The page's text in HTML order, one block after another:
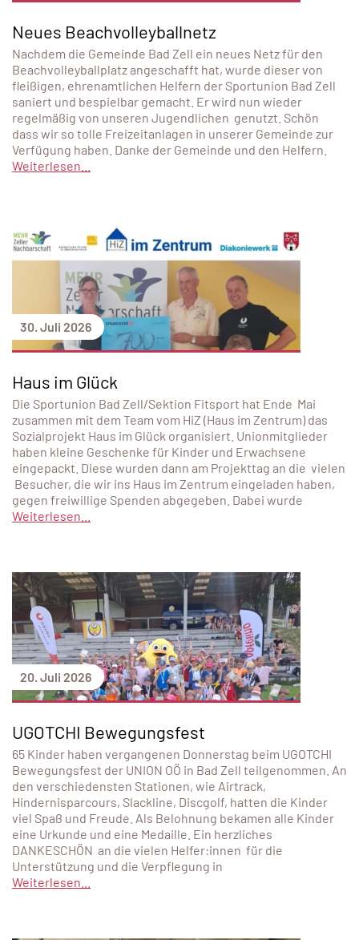
Neues Beachvolleyballnetz
Nachdem die Gemeinde Bad Zell ein neues Netz für den
Beachvolleyballplatz angeschafft hat, wurde dieser von
fleißigen, ehrenamtlichen Helfern der Sportunion Bad Zell
saniert und bespielbar gemacht. Er wird nun wieder
regelmäßig von unseren Jugendlichen genutzt. Schön
dass wir so tolle Freizeitanlagen in unserer Gemeinde zur
Verfügung haben. Danke der Gemeinde und den Helfern.
Weiterlesen...
30. Juli 2026
Haus im Glück
Die Sportunion Bad Zell/Sektion Fitsport hat Ende Mai
zusammen mit dem Team vom HiZ (Haus im Zentrum) das
Sozialprojekt Haus im Glück organisiert. Unionmitglieder
haben kleine Geschenke für Kinder und Erwachsene
eingepackt. Diese wurden dann am Projekttag an die vielen
Besucher, die wir ins Haus im Zentrum eingeladen haben,
gegen freiwillige Spenden abgegeben. Dabei wurde
Weiterlesen...
20. Juli 2026
UGOTCHI Bewegungsfest
65 Kinder haben vergangenen Donnerstag beim UGOTCHI
Bewegungsfest der UNION OÖ in Bad Zell teilgenommen. An
den verschiedensten Stationen, wie Airtrack,
Hindernisparcours, Slackline, Discgolf, hatten die Kinder
viel Spaß und Freude. Als Belohnung bekamen alle Kinder
eine Urkunde und eine Medaille. Ein herzliches
DANKESCHÖN an die vielen Helfer:innen für die
Unterstützung und die Verpflegung in
Weiterlesen...